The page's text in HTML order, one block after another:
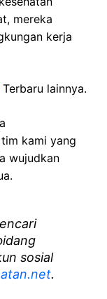
mereka
kerja
Terbaru lainnya.
kami yang
wujudkan
sosial
.